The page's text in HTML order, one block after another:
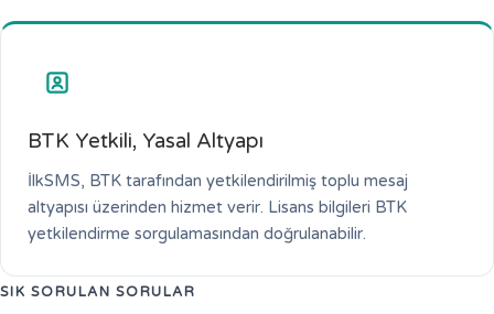
BTK Yetkili, Yasal Altyapı
İlkSMS, BTK tarafından yetkilendirilmiş toplu mesaj
altyapısı üzerinden hizmet verir. Lisans bilgileri BTK
yetkilendirme sorgulamasından doğrulanabilir.
SIK SORULAN SORULAR